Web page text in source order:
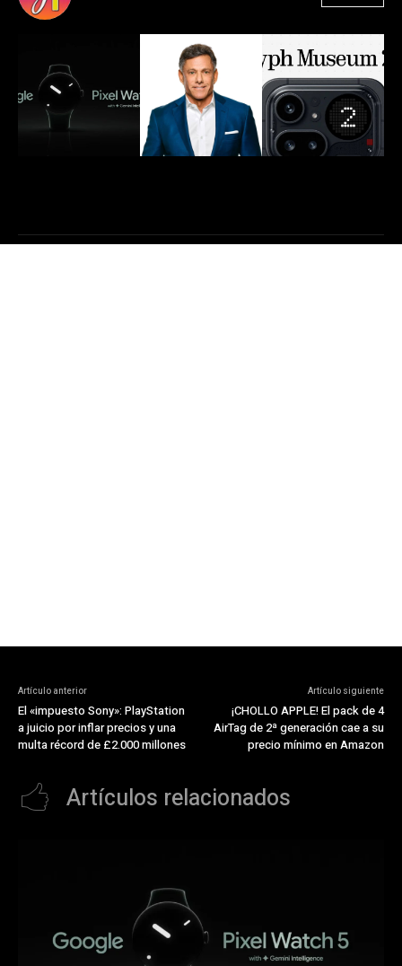
Artículo anterior
El «impuesto Sony»: PlayStation
a juicio por inflar precios y una
multa récord de £2.000 millones
Artículo siguiente
¡CHOLLO APPLE! El pack de 4
AirTag de 2ª generación cae a su
precio mínimo en Amazon
Artículos relacionados